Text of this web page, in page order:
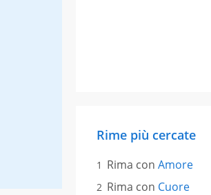
Rime più cercate
Rima con Amore
Rima con Cuore